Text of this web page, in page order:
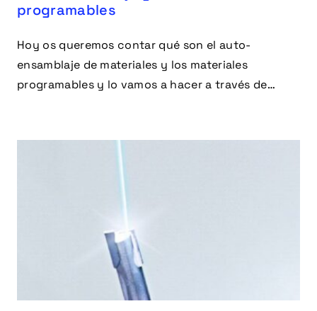
programables
Hoy os queremos contar qué son el auto-
ensamblaje de materiales y los materiales
programables y lo vamos a hacer a través de